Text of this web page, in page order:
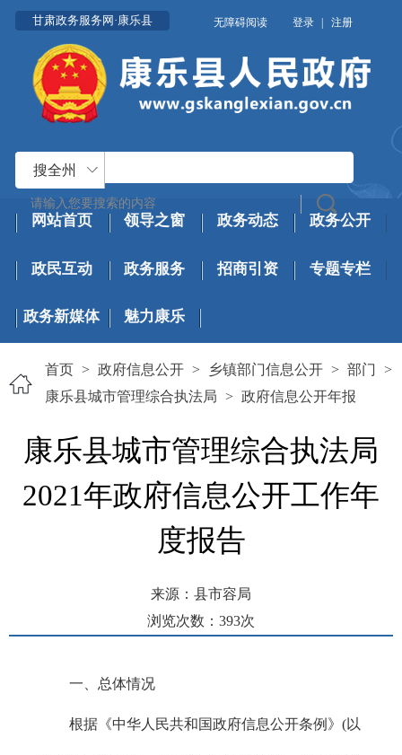
甘肃政务服务网·康乐县 无障碍阅读 登录 | 注册
搜全州
网站首页 领导之窗 政务动态 政务公开
政民互动 政务服务 招商引资 专题专栏
政务新媒体 魅力康乐
首页 > 政府信息公开 > 乡镇部门信息公开 > 部门
>
康乐县城市管理综合执法局 > 政府信息公开年报
康乐县城市管理综合执法局
2021年政府信息公开工作年
度报告
来源：县市容局
浏览次数： 393次
一、总体情况
根据《中华人民共和国政府信息公开条例》(以